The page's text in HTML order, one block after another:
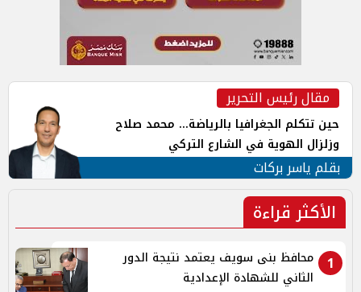
مقال رئيس التحرير
حين تتكلم الجغرافيا بالرياضة... محمد صلاح
وزلزال الهوية في الشارع التركي
بقلم ياسر بركات
الأكثر قراءة
1
محافظ بنى سويف يعتمد نتيجة الدور
الثاني للشهادة الإعدادية